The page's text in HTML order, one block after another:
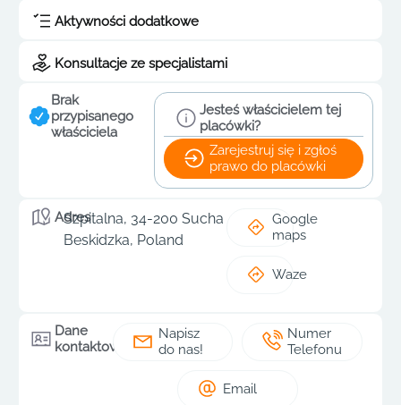
Aktywności dodatkowe
Konsultacje ze specjalistami
Brak
przypisanego
właściciela
Jesteś właścicielem tej
placówki?
Zarejestruj się i zgłoś
prawo do placówki
Adres
Szpitalna, 34-200 Sucha
Beskidzka, Poland
Google
maps
Waze
Dane
kontaktowe
Napisz
do nas!
Numer
Telefonu
Email